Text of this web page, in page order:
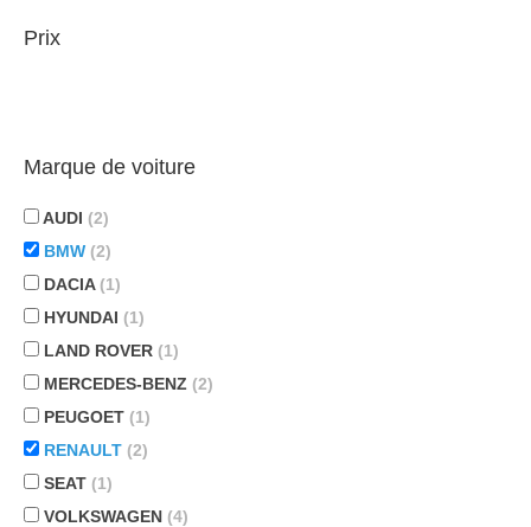
Prix
Marque de voiture
AUDI (2)
BMW (2)
DACIA (1)
HYUNDAI (1)
LAND ROVER (1)
MERCEDES-BENZ (2)
PEUGOET (1)
RENAULT (2)
SEAT (1)
VOLKSWAGEN (4)